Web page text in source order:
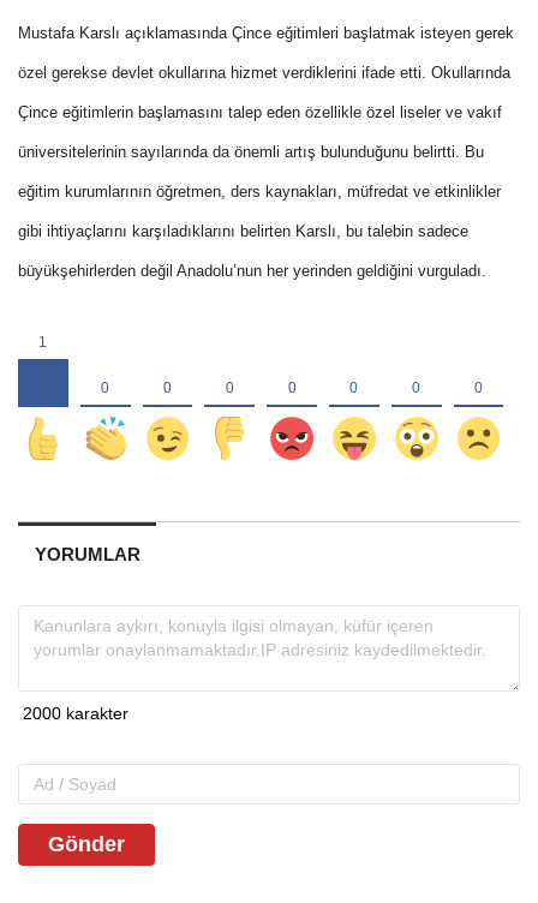
Mustafa Karslı açıklamasında Çince eğitimleri başlatmak isteyen gerek
özel gerekse devlet okullarına hizmet verdiklerini ifade etti. Okullarında
Çince eğitimlerin başlamasını talep eden özellikle özel liseler ve vakıf
üniversitelerinin sayılarında da önemli artış bulunduğunu belirtti. Bu
eğitim kurumlarının öğretmen, ders kaynakları, müfredat ve etkinlikler
gibi ihtiyaçlarını karşıladıklarını belirten Karslı, bu talebin sadece
büyükşehirlerden değil Anadolu’nun her yerinden geldiğini vurguladı.
YORUMLAR
Gönder